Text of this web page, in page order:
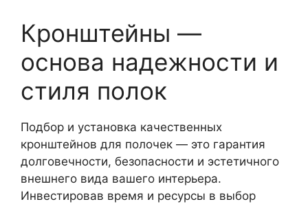
Кронштейны —
основа надежности и
стиля полок
Подбор и установка качественных
кронштейнов для полочек — это гарантия
долговечности, безопасности и эстетичного
внешнего вида вашего интерьера.
Инвестировав время и ресурсы в выбор